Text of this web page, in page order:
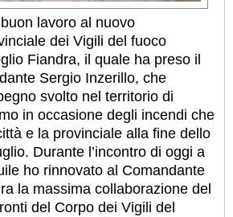
lavoro al nuovo
dei Vigili del fuoco
Fiandra, il quale ha preso il
Sergio Inzerillo, che
svolto nel territorio di
in occasione degli incendi che
e la provinciale alla fine dello
Durante l’incontro di oggi a
ho rinnovato al Comandante
la massima collaborazione del
del Corpo dei Vigili del